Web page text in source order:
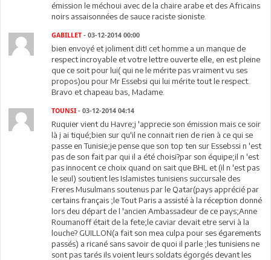
émission le méchoui avec de la chaire arabe et des Africains
noirs assaisonnées de sauce raciste sioniste.
GABILLET - 03-12-2014 00:00
bien envoyé et joliment dit! cet homme a un manque de
respect incroyable et votre lettre ouverte elle, en est pleine
que ce soit pour lui( qui ne le mérite pas vraiment vu ses
propos)ou pour Mr Essebsi qui lui mérite tout le respect.
Bravo et chapeau bas, Madame.
TOUNSI - 03-12-2014 04:14
Ruquier vient du Havre;j 'apprecie son émission mais ce soir
là j ai tiqué;bien sur qu'il ne connait rien de rien à ce qui se
passe en Tunisie;je pense que son top ten sur Essebssi n 'est
pas de son fait par qui il a été choisi?par son équipe;il n 'est
pas innocent ce choix quand on sait que BHL et (il n 'est pas
le seul) soutient les Islamistes tunisiens succursale des
Freres Musulmans soutenus par le Qatar(pays apprécié par
certains français ;le Tout Paris a assisté à la réception donné
lors deu départ de l 'ancien Ambassadeur de ce pays;Anne
Roumanoff était de la fete;le caviar devait etre servi à la
louche? GUILLON(a fait son mea culpa pour ses égarements
passés) a ricané sans savoir de quoi il parle ;les tunisiens ne
sont pas tarés ils voient leurs soldats égorgés devant les